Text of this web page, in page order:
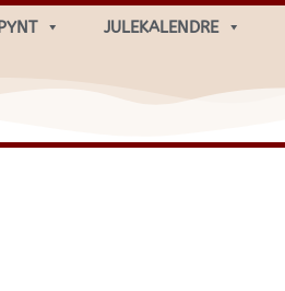
JULEKALENDRE